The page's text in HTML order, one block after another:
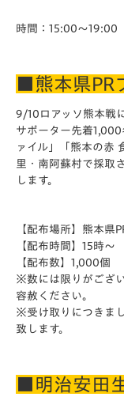
時間：15:00～19:00
■熊本県PR
9/10ロアッソ熊本戦
サポーター先着
ァイル」「熊本の赤
里・南阿蘇村で採取
します。
【配布場所】熊本県
【配布時間】15時～
【配布数】1,000個
※数には限りがござ
容赦ください。
※受け取りにつきま
致します。
■明治安田